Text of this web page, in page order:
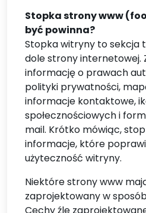
Stopka strony www
być powinna?
Stopka witryny to sekcja
dole strony internetowej.
informację o prawach
polityki prywatności,
informacje kontaktowe,
społecznościowych i
mail. Krótko mówiąc,
informacje, które
użyteczność witryny.
Niektóre strony www
zaprojektowany w